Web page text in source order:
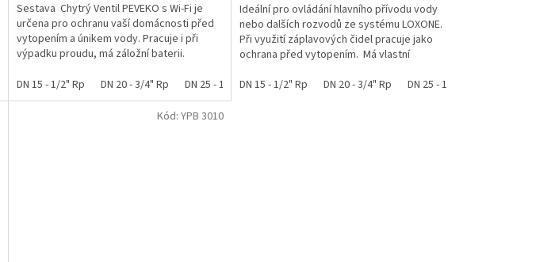
z
5
hvězdiček.
Sestava Chytrý Ventil PEVEKO s Wi-Fi je
určena pro ochranu vaší domácnosti před
vytopením a únikem vody. Pracuje i při
výpadku proudu, má záložní baterii.
DN 15 - 1/2" Rp
DN 20 - 3/4" Rp DN 25 - 1" Rp
Ideální pro ovládání hlavního přívodu vody
nebo dalších rozvodů ze systému LOXONE.
Při využití záplavových čidel pracuje jako
ochrana před vytopením. Má vlastní
DN 15 - 1/2" Rp
DN 20 - 3/4" Rp DN 25 - 1" Rp
Kód: YPB 3010